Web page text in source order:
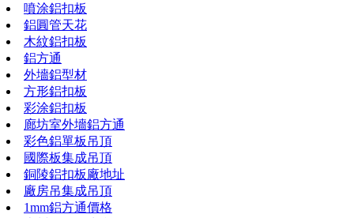
噴涂鋁扣板
鋁圓管天花
木紋鋁扣板
鋁方通
外墻鋁型材
方形鋁扣板
彩涂鋁扣板
廊坊室外墻鋁方通
彩色鋁單板吊頂
國際板集成吊頂
銅陵鋁扣板廠地址
廠房吊集成吊頂
1mm鋁方通價格